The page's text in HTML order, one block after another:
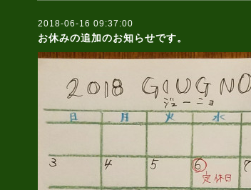
2018-06-16 09:37:00
お休みの追加のお知らせです。